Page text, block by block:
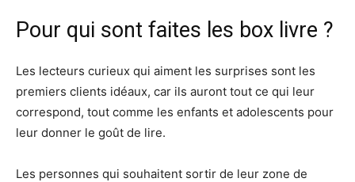
Pour qui sont faites les box livre ?
Les lecteurs curieux qui aiment les surprises sont les
premiers clients idéaux, car ils auront tout ce qui leur
correspond, tout comme les enfants et adolescents pour
leur donner le goût de lire.
Les personnes qui souhaitent sortir de leur zone de